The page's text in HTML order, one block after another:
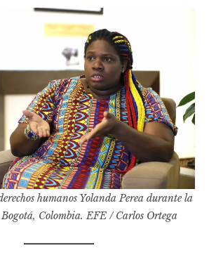
humanos Yolanda Perea durante la
Colombia. EFE / Carlos Ortega